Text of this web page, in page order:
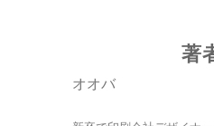
著
オオバ